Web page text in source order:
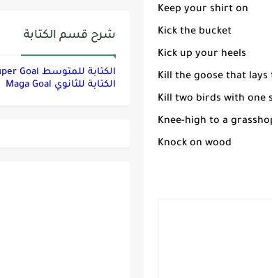
Keep your shirt on
Kick the bucket
Kick up your heels
Kill the goose that lays
Kill two birds with one
Knee-high to a
Knock on wood
شرح قسم الكتابة
الكتابة للمتوسط Super Goal
الكتابة للثانوي Maga Goal